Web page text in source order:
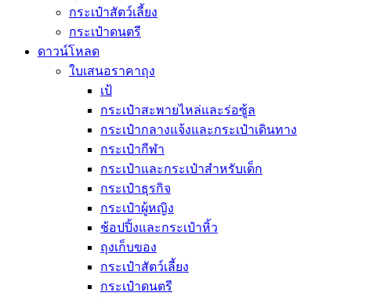
กระเป๋าสัตว์เลี้ยง
กระเป๋าดนตรี
ดาวน์โหลด
ใบเสนอราคาถุง
เป้
กระเป๋าสะพายไหล่และร่อซู้ล
กระเป๋ากลางแจ้งและกระเป๋าเดินทาง
กระเป๋ากีฬา
กระเป๋าและกระเป๋าสำหรับเด็ก
กระเป๋าธุรกิจ
กระเป๋าผู้หญิง
ช้อปปิ้งและกระเป๋าหิ้ว
ถุงเก็บของ
กระเป๋าสัตว์เลี้ยง
กระเป๋าดนตรี